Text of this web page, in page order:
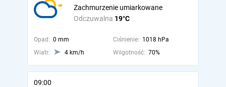
Odczuwalna 19°C
Zachmurzenie umiarkowane
Opad: 0 mm Ciśnienie: 1018 hPa
Wiatr:
4 km/h Wilgotność: 70%
09:00